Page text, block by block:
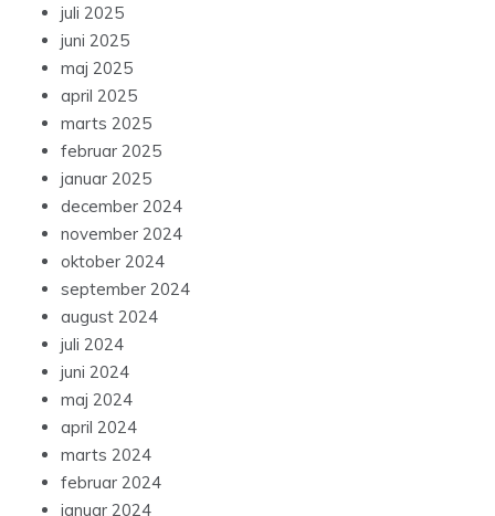
juli 2025
juni 2025
maj 2025
april 2025
marts 2025
februar 2025
januar 2025
december 2024
november 2024
oktober 2024
september 2024
august 2024
juli 2024
juni 2024
maj 2024
april 2024
marts 2024
februar 2024
januar 2024